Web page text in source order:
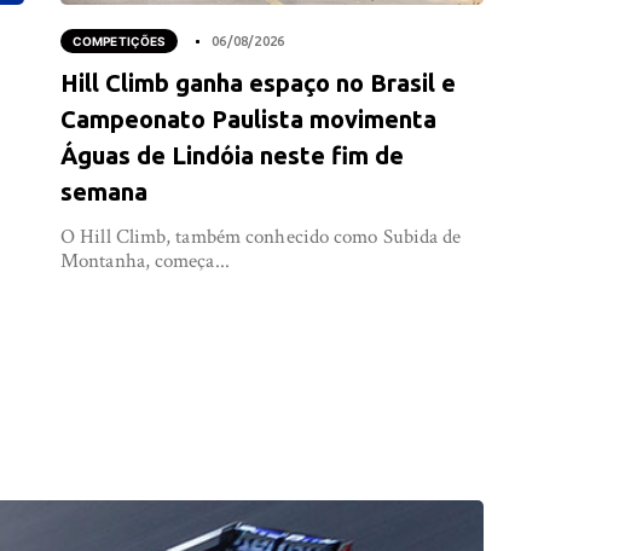
COMPETIÇÕES 06/08/2026
Hill Climb ganha espaço no Brasil e
Campeonato Paulista movimenta
Águas de Lindóia neste fim de
semana
O Hill Climb, também conhecido como Subida de
Montanha, começa...